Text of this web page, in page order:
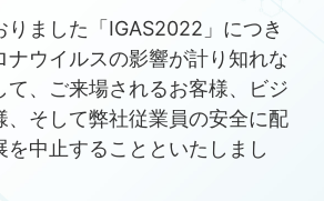
りました「IGAS2022」につき
ナウイルスの影響が計り知れな
て、ご来場されるお客様、ビジ
、そして弊社従業員の安全に配
を中止することといたしまし